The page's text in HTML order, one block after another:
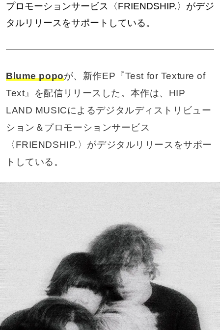
プロモーションサービス〈FRIENDSHIP.〉がデジ
タルリリースをサポートしている。
Blume popoが、新作EP『Test for Texture of
Text』を配信リリースした。本作は、HIP
LAND MUSICによるデジタルディストリビュー
ション＆プロモーションサービス
〈FRIENDSHIP.〉がデジタルリリースをサポー
トしている。